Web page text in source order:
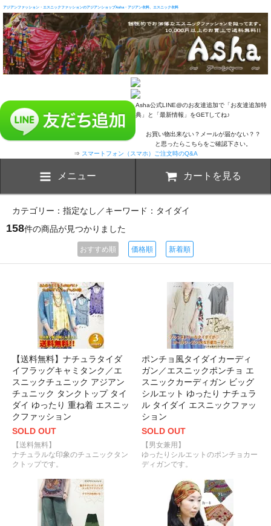
アジアンファッション・エスニックファッションのアジアンショップAsha・アジアン衣料、エスニック衣料
Asha公式LINE@のお友達追加で「お友達追加特
典」と「最新情報」をGETしてね♪
お買い物出来ない？メールが届かない？？
と思ったらこちらをご確認下さい。
⇒ スマートフォン（スマホ）ご注文時のQ&A
メニュー カートを見る
カテゴリー：指定なし／キーワード：タイダイ
158件の商品が見つかりました
おすすめ順 価格順 新着順
【送料無料】ナチュラタイダ
イフラッグキャミタンク／エ
スニックチュニック アジアン
チュニック タンクトップ タイ
ダイ ゆったり 重ね着 エスニッ
クファッション
SOLD OUT
【送料無料】
ナチュラルな印象のチュニックタン
クトップです。
ポンチョ風タイダイカーディ
ガン／エスニックポンチョ エ
スニックカーディガン ビッグ
シルエット ゆったり ナチュラ
ル タイダイ エスニックファッ
ション
SOLD OUT
【男女兼用】
ゆったりシルエットのポンチョカー
ディガンです。